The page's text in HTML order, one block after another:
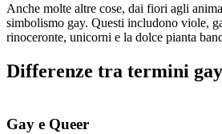
Anche molte altre cose, dai fiori agli
simbolismo gay. Questi includono viole,
rinoceronte, unicorni e la dolce pianta
Differenze tra termini
Gay e Queer